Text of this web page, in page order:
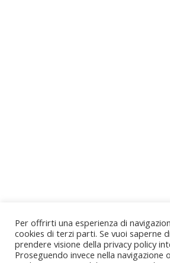
Per offrirti una esperienza di
cookies di terzi parti. Se vuoi saperne
prendere visione della privacy policy
Proseguendo invece nella